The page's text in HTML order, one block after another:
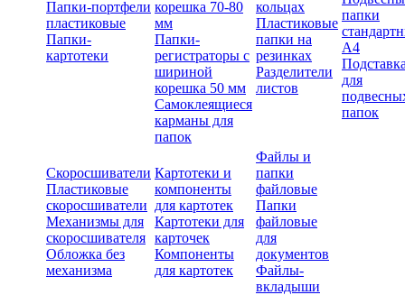
Папки-портфели
пластиковые
Папки-
картотеки
корешка 70-80
мм
Папки-
регистраторы с
шириной
корешка 50 мм
Самоклеящиеся
карманы для
папок
кольцах
Пластиковые
папки на
резинках
Разделители
листов
папки
А4
для
папок
Скоросшиватели
Пластиковые
скоросшиватели
Механизмы для
скоросшивателя
Обложка без
механизма
Картотеки и
компоненты
для картотек
Картотеки для
карточек
Компоненты
для картотек
Файлы и
папки
файловые
Папки
файловые
для
документов
Файлы-
вкладыши